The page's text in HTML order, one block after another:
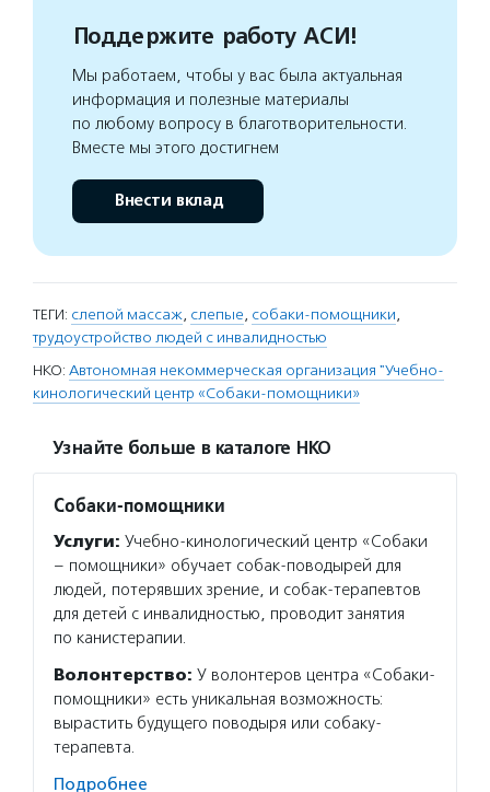
Поддержите работу АСИ!
Мы работаем, чтобы у вас была актуальная
информация и полезные материалы
по любому вопросу в благотворительности.
Вместе мы этого достигнем
Внести вклад
ТЕГИ: слепой массаж, слепые, собаки-помощники,
трудоустройство людей с инвалидностью
НКО: Автономная некоммерческая организация "Учебно-
кинологический центр «Собаки-помощники»
Узнайте больше в каталоге НКО
Собаки-помощники
Услуги: Учебно-кинологический центр «Собаки
– помощники» обучает собак-поводырей для
людей, потерявших зрение, и собак-терапевтов
для детей с инвалидностью, проводит занятия
по канистерапии.
Волонтерство: У волонтеров центра «Собаки-
помощники» есть уникальная возможность:
вырастить будущего поводыря или собаку-
терапевта.
Подробнее